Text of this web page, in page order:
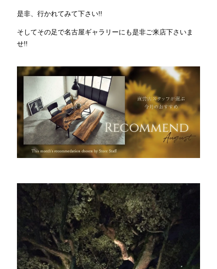
是非、行かれてみて下さい!!
そしてその足で名古屋ギャラリーにも是非ご来店下さいま
せ!!